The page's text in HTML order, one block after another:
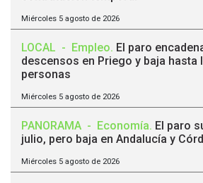
Miércoles 5 agosto de 2026
LOCAL - Empleo. El paro
descensos en Priego y baja hasta
personas
Miércoles 5 agosto de 2026
PANORAMA - Economía. El paro
julio, pero baja en Andalucía y
Miércoles 5 agosto de 2026